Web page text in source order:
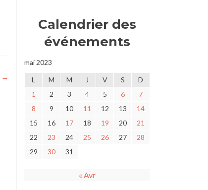
→
Calendrier des
événements
mai 2023
L M M J V S
D
1
2 3 4 5 6
7
8
9 10 11 12 13
14
15
16 17 18 19 20
21
22
23 24 25 26 27
28
29
30 31
« Avr